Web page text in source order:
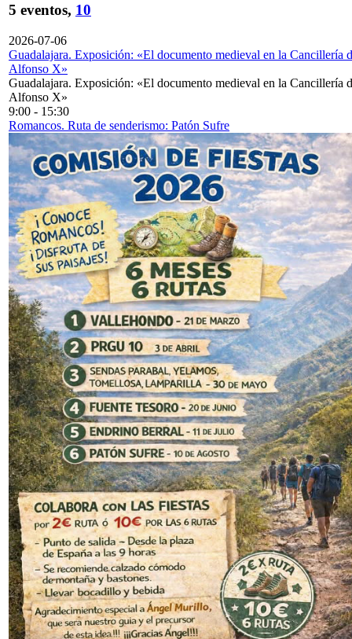
5 eventos, 10
2026-07-06
Guadalajara. Exposición: «El documento medieval en la Cancillería
Alfonso X»
Guadalajara. Exposición: «El documento medieval en la Cancillería
Alfonso X»
9:00 - 15:30
Romancos. Ruta de senderismo: Patón Sufre